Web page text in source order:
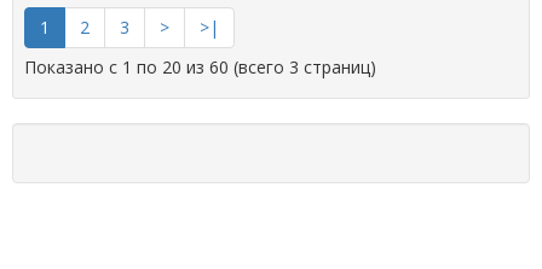
1 2 3 >
>|
Показано с 1 по 20 из 60 (всего 3 страниц)